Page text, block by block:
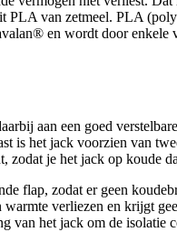
van zetmeel. PLA
en wordt door
aan een goed
is het jack voorzien van
je het jack op koude
flap, zodat er geen
verliezen en krijgt
van het jack om de isolatie